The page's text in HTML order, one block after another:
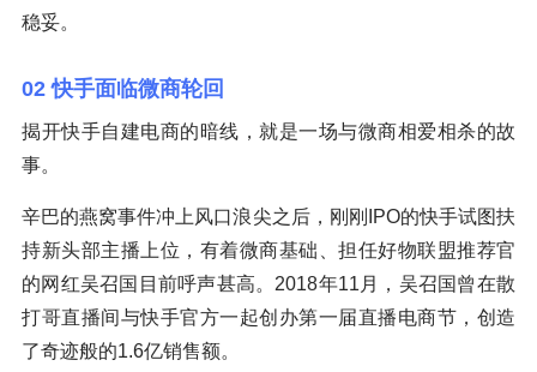
稳妥。
02 快手面临微商轮回
揭开快手自建电商的暗线，就是一场与微商相爱相杀的故
事。
辛巴的燕窝事件冲上风口浪尖之后，刚刚IPO的快手试图扶
持新头部主播上位，有着微商基础、担任好物联盟推荐官
的网红吴召国目前呼声甚高。2018年11月，吴召国曾在散
打哥直播间与快手官方一起创办第一届直播电商节，创造
了奇迹般的1.6亿销售额。